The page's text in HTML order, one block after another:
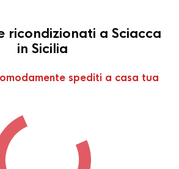
ricondizionati a Sciacca
in Sicilia
spediti a casa tua